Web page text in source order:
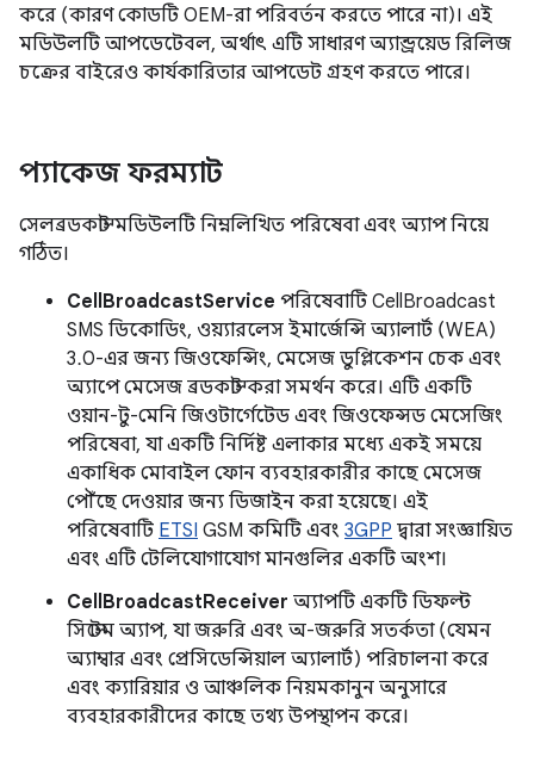
করে (কারণ কোডটি OEM-রা পরিবর্তন করতে পারে না)। এই
মডিউলটি আপডেটেবল, অর্থাৎ এটি সাধারণ অ্যান্ড্রয়েড রিলিজ
চক্রের বাইরেও কার্যকারিতার আপডেট গ্রহণ করতে পারে।
প্যাকেজ ফরম্যাট
সেলব্রডকাস্ট মডিউলটি নিম্নলিখিত পরিষেবা এবং অ্যাপ নিয়ে
গঠিত।
CellBroadcastService পরিষেবাটি CellBroadcast
SMS ডিকোডিং, ওয়্যারলেস ইমার্জেন্সি অ্যালার্ট (WEA)
3.0-এর জন্য জিওফেন্সিং, মেসেজ ডুপ্লিকেশন চেক এবং
অ্যাপে মেসেজ ব্রডকাস্ট করা সমর্থন করে। এটি একটি
ওয়ান-টু-মেনি জিওটার্গেটেড এবং জিওফেন্সড মেসেজিং
পরিষেবা, যা একটি নির্দিষ্ট এলাকার মধ্যে একই সময়ে
একাধিক মোবাইল ফোন ব্যবহারকারীর কাছে মেসেজ
পৌঁছে দেওয়ার জন্য ডিজাইন করা হয়েছে। এই
পরিষেবাটি ETSI GSM কমিটি এবং 3GPP দ্বারা সংজ্ঞায়িত
এবং এটি টেলিযোগাযোগ মানগুলির একটি অংশ।
CellBroadcastReceiver অ্যাপটি একটি ডিফল্ট
সিস্টেম অ্যাপ, যা জরুরি এবং অ-জরুরি সতর্কতা (যেমন
অ্যাম্বার এবং প্রেসিডেন্সিয়াল অ্যালার্ট) পরিচালনা করে
এবং ক্যারিয়ার ও আঞ্চলিক নিয়মকানুন অনুসারে
ব্যবহারকারীদের কাছে তথ্য উপস্থাপন করে।